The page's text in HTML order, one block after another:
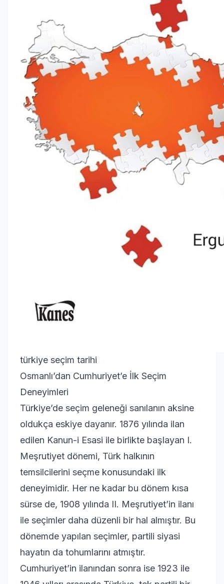
türkiye seçim tarihi
Osmanlı’dan Cumhuriyet’e İlk Seçim
Deneyimleri
Türkiye’de seçim geleneği sanılanın aksine
oldukça eskiye dayanır. 1876 yılında ilan
edilen Kanun-i Esasi ile birlikte başlayan I.
Meşrutiyet dönemi, Türk halkının
temsilcilerini seçme konusundaki ilk
deneyimidir. Her ne kadar bu dönem kısa
sürse de, 1908 yılında II. Meşrutiyet’in ilanı
ile seçimler daha düzenli bir hal almıştır. Bu
dönemde yapılan seçimler, partili siyasi
hayatın da tohumlarını atmıştır.
Cumhuriyet’in ilanından sonra ise 1923 ile